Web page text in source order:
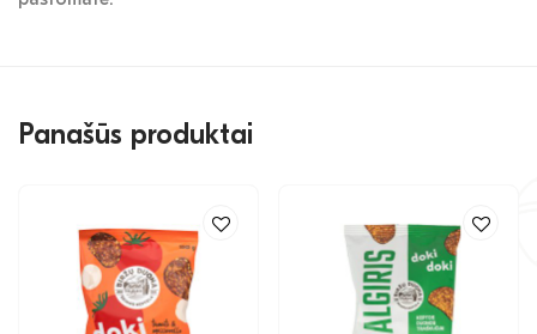
Panašūs produktai